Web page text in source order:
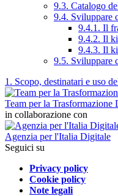
9.3. Catalogo
9.4. Sviluppare
9.4.1. Il
9.4.2. Il
9.4.3. Il
9.5. Sviluppare
1. Scopo, destinatari e uso
Team per la Trasformazione
in collaborazione con
Agenzia per l'Italia Digitale
Seguici su
Privacy policy
Cookie policy
Note legali